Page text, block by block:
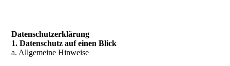
Datenschutzerklärung
1. Datenschutz auf einen Blick
a. Allgemeine Hinweise